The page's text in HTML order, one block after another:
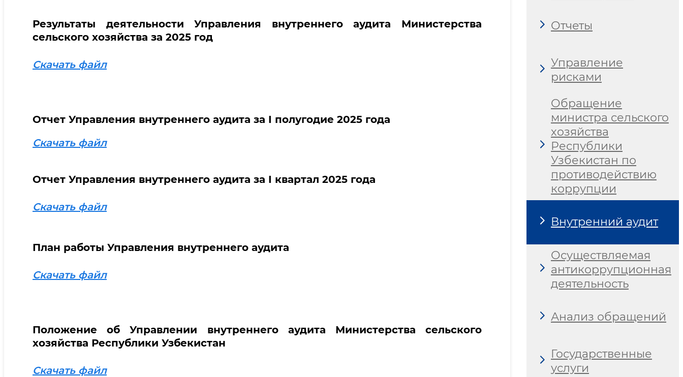
Результаты деятельности Управления внутреннего аудита Министерства
сельского хозяйства за 2025 год
Скачать файл
Отчет Управления внутреннего аудита за I полугодие 2025 года
Скачать файл
Отчет Управления внутреннего аудита за I квартал 2025 года
Скачать файл
План работы Управления внутреннего аудита
Скачать файл
Положение об Управлении внутреннего аудита Министерства сельского
хозяйства Республики Узбекистан
Скачать файл
Отчеты
Управление
рисками
Обращение
министра сельского
хозяйства
Республики
Узбекистан по
противодействию
коррупции
Внутренний аудит
Осуществляемая
антикоррупционная
деятельность
Анализ обращений
Государственные
услуги